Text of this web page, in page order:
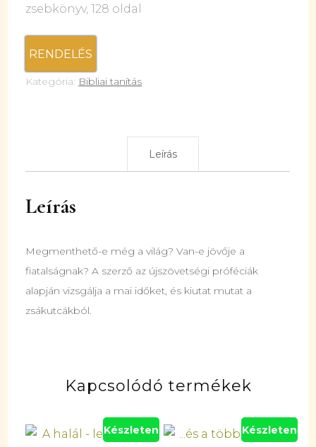
zsebkönyv, 128 oldal
RENDELÉS
Kategória: Bibliai tanítás
Leírás
Leírás
Megmenthető-e még a világ? Van-e jövője a
fiatalságnak? A szerző az újszövetségi próféciák
alapján vizsgálja a mai időket, és kiutat mutat a
zsákutcákból.
Kapcsolódó termékek
Készleten Készleten